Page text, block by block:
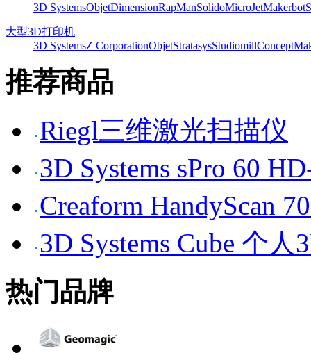
3D SystemsObjetDimensionRapManSolidoMicroJetMakerbot
大型3D打印机
3D SystemsZ CorporationObjetStratasysStudiomillConcept
推荐商品
Riegl三维激光扫描仪
3D Systems sPro 60
Creaform HandyScan
3D Systems Cube 个人
热门品牌